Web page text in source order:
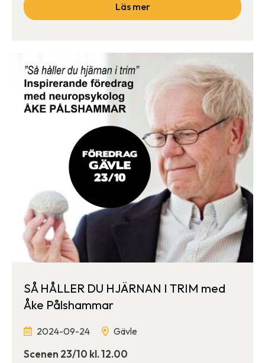
Läs mer
SÅ HÅLLER DU HJÄRNAN I TRIM med
Åke Pålshammar
2024-09-24 Gävle
Scenen 23/10 kl. 12.00